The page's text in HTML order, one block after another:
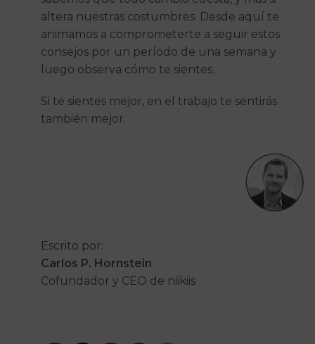
altera nuestras costumbres. Desde aquí te
animamos a comprometerte a seguir estos
consejos por un período de una semana y
luego observa cómo te sientes.
Si te sientes mejor, en el trabajo te sentirás
también mejor.
Escrito por:
Carlos P. Hornstein
Cofundador y CEO de niikiis